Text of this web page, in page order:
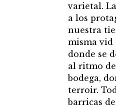
varietal.
a los
nuestra
misma vid
donde se
al ritmo
bodega,
terroir.
barricas